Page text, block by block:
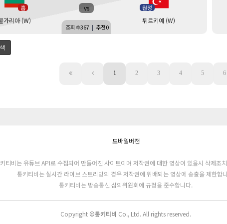
홈
가리아 (W)
vs 원정
튀르키예 (W)
조회수367 | 추천0
1 2 3 4 5 6
모바일버전
티비는 유튜브 API로 수집되어 만들어진 사이트이며 저작권에 대한 영상이 있을시 삭제조
통키티비는 실시간 라이브 스트리밍의 경우 저작권에 위배되는 영상에 송출을 제한합
통키티비는 방송통신 심의위원회에 규정을 준수합니다.
Copyright ©통키티비 Co., Ltd. All rights reserved.